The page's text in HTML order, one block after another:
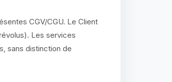
CGV/CGU. Le Client
Les services
sans distinction de